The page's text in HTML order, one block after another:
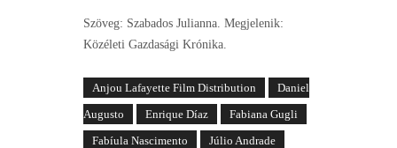
Szöveg: Szabados Julianna. Megjelenik:
Közéleti Gazdasági Krónika.
Anjou Lafayette Film Distribution
Daniel
Augusto
Enrique Díaz
Fabiana Gugli
Fabíula Nascimento
Júlio Andrade